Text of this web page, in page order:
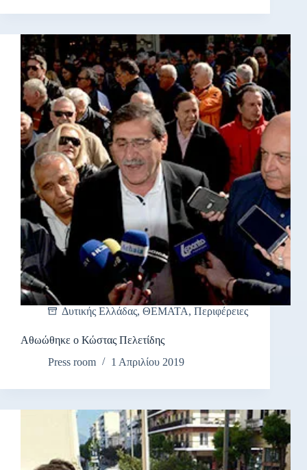
Δυτικής Ελλάδας, ΘΕΜΑΤΑ, Περιφέρειες
Αθωώθηκε ο Κώστας Πελετίδης
Press room
1 Απριλίου 2019